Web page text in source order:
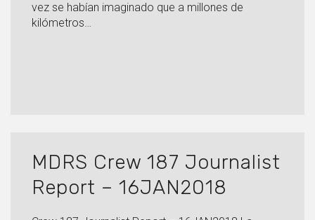
vez se habían imaginado que a millones de
kilómetros…
MDRS Crew 187 Journalist
Report – 16JAN2018